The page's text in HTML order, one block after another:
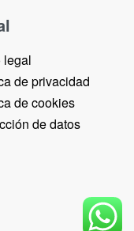
legal
de privacidad
de cookies
de datos